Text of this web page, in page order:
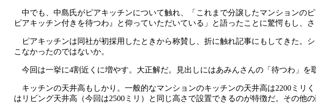
中でも、中島氏がピアキッチンについて触れ、「これまで分譲したマンションの
ピアキッチン付きを待つわ』と仰っていただいている」と語ったことに驚愕もし、さ
ピアキッチンは同社が初採用したときから称賛し、折に触れ記事にもしてきた。
こなかったのではないか。
今回は一挙に4割近くに増やす。大正解だ。見出しにはあみんさんの「待つわ」を
キッチンの天井高もしかり。一般的なマンションのキッチンの天井高は2200ミリ
はリビング天井高（今回は2500ミリ）と同じ高さで設置できるのが特徴だ。その他の